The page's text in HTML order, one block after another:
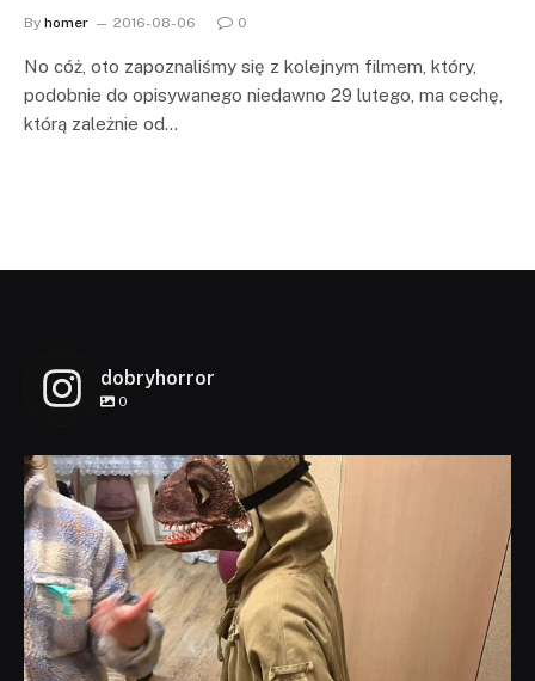
By homer 2016-08-06 0
No cóż, oto zapoznaliśmy się z kolejnym filmem, który,
podobnie do opisywanego niedawno 29 lutego, ma cechę,
którą zależnie od…
dobryhorror
0
dobryhorror
Lis 1